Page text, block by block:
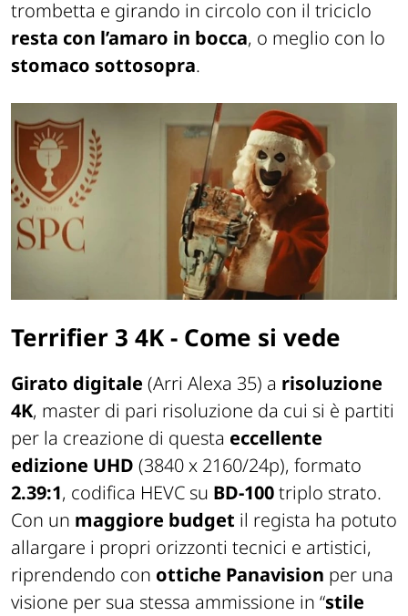
trombetta e girando in circolo con il triciclo
resta con l’amaro in bocca, o meglio con lo
stomaco sottosopra.
Terrifier 3 4K - Come si vede
Girato digitale (Arri Alexa 35) a risoluzione
4K, master di pari risoluzione da cui si è partiti
per la creazione di questa eccellente
edizione UHD (3840 x 2160/24p), formato
2.39:1, codifica HEVC su BD-100triplo strato.
Con un maggiore budget il regista ha potuto
allargare i propri orizzonti tecnici e artistici,
riprendendo con ottiche Panavision per una
visione per sua stessa ammissione in “stile